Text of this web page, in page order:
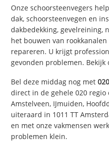
Onze schoorsteenvegers
dak, schoorsteenvegen en
dakbedekking, gevelreining,
het bouwen van
repareren. U krijgt
gevonden problemen. Bekijk
Bel deze middag nog met
direct in de gehele 020 regio
Amstelveen, IJmuiden,
uiteraard in 1011 TT
en met onze vakmensen
problemen klein.